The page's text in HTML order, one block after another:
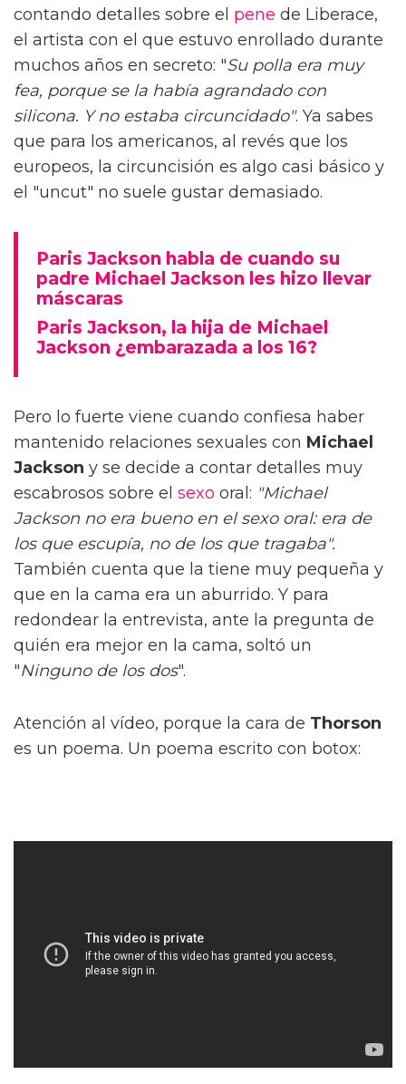
contando detalles sobre el pene de Liberace,
el artista con el que estuvo enrollado durante
muchos años en secreto: "Su polla era muy
fea, porque se la había agrandado con
silicona. Y no estaba circuncidado". Ya sabes
que para los americanos, al revés que los
europeos, la circuncisión es algo casi básico y
el "uncut" no suele gustar demasiado.
Paris Jackson habla de cuando su
padre Michael Jackson les hizo llevar
máscaras
Paris Jackson, la hija de Michael
Jackson ¿embarazada a los 16?
Pero lo fuerte viene cuando confiesa haber
mantenido relaciones sexuales con Michael
Jackson y se decide a contar detalles muy
escabrosos sobre el sexo oral: "Michael
Jackson no era bueno en el sexo oral: era de
los que escupía, no de los que tragaba".
También cuenta que la tiene muy pequeña y
que en la cama era un aburrido. Y para
redondear la entrevista, ante la pregunta de
quién era mejor en la cama, soltó un
"Ninguno de los dos".
Atención al vídeo, porque la cara de Thorson
es un poema. Un poema escrito con botox: